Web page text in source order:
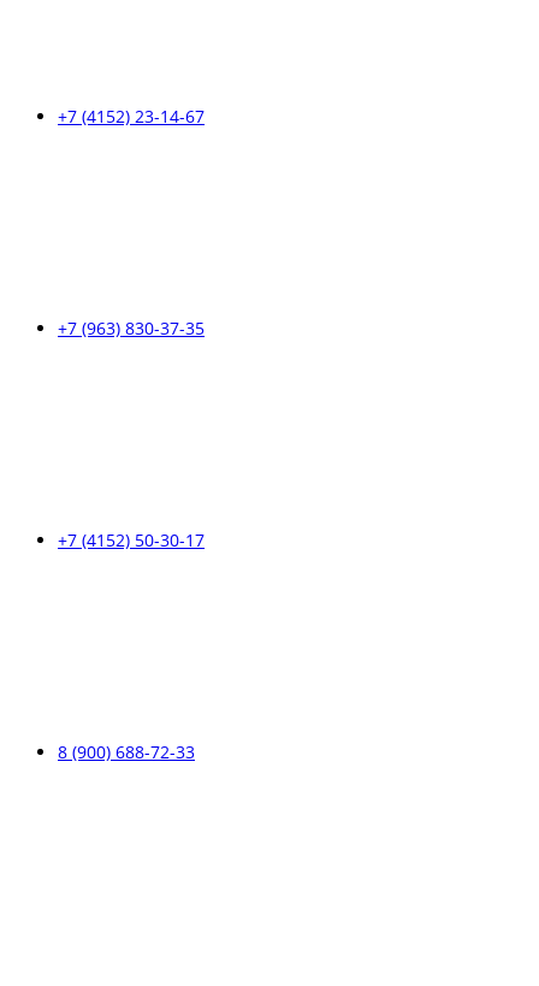
+7 (4152) 23-14-67
+7 (963) 830-37-35
+7 (4152) 50-30-17
8 (900) 688-72-33